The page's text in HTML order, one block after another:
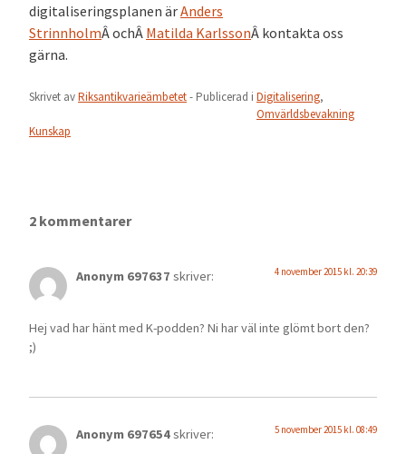
digitaliseringsplanen ärAnders
StrinnholmÂ ochÂ Matilda KarlssonÂ kontakta oss
gärna.
Skrivet avRiksantikvarieämbetet- Publicerad i Digitalisering,
Omvärldsbevakning
Kunskap
2 kommentarer
Anonym 697637 skriver: 4 november 2015 kl. 20:39
Hej vad har hänt med K-podden? Ni har väl inte glömt bort den?
;)
Anonym 697654skriver: 5 november 2015 kl. 08:49